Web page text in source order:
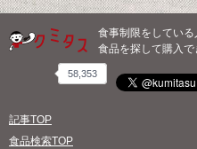
食事制限をしている
食品を探して購入で
58,353
記事TOP
食品検索TOP